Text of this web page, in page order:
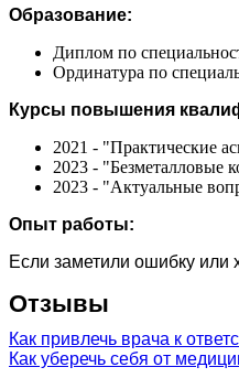
Образование:
Диплом по
Ординатура по
Курсы повышения
2021 - "Практические
2023 - "Безметалловые
2023 - "Актуальные
Опыт работы:
Если заметили ошибку
Отзывы
Как привлечь врача к
Как уберечь себя от